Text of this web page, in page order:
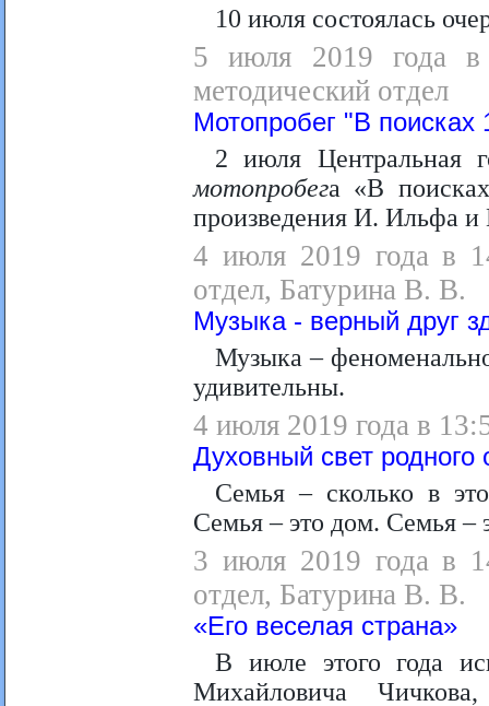
10 июля состоялась
5 июля 2019 года в
методический отдел
Мотопробег "В поисках
2 июля Центральная
мотопробега «В
произведения И. Ильфа и
4 июля 2019 года в
отдел, Батурина В. В.
Музыка - верный друг
Музыка –
удивительны.
4 июля 2019 года в
Духовный свет родного
Семья – сколько в
Семья – это дом. Семья –
3 июля 2019 года в
отдел, Батурина В. В.
«Его веселая страна»
В июле этого года
Михайловича